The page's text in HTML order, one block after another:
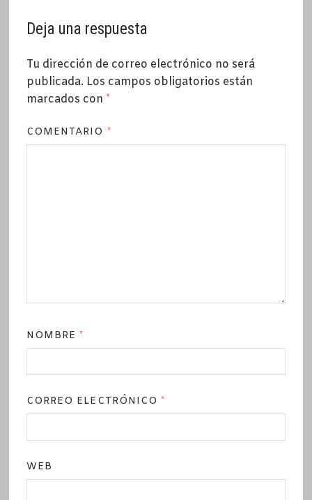
Deja una respuesta
Tu dirección de correo electrónico no será
publicada. Los campos obligatorios están
marcados con *
COMENTARIO *
NOMBRE*
CORREO ELECTRÓNICO*
WEB